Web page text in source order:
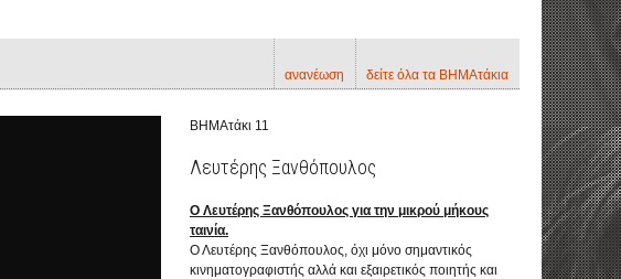
ανανέωση δείτε όλα τα ΒΗΜΑτάκια
ΒΗΜΑτάκι 11
Λευτέρης Ξανθόπουλος
Ο Λευτέρης Ξανθόπουλος για την μικρού μήκους
ταινία.
Ο Λευτέρης Ξανθόπουλος, όχι μόνο σημαντικός
κινηματογραφιστής αλλά και εξαιρετικός ποιητής και